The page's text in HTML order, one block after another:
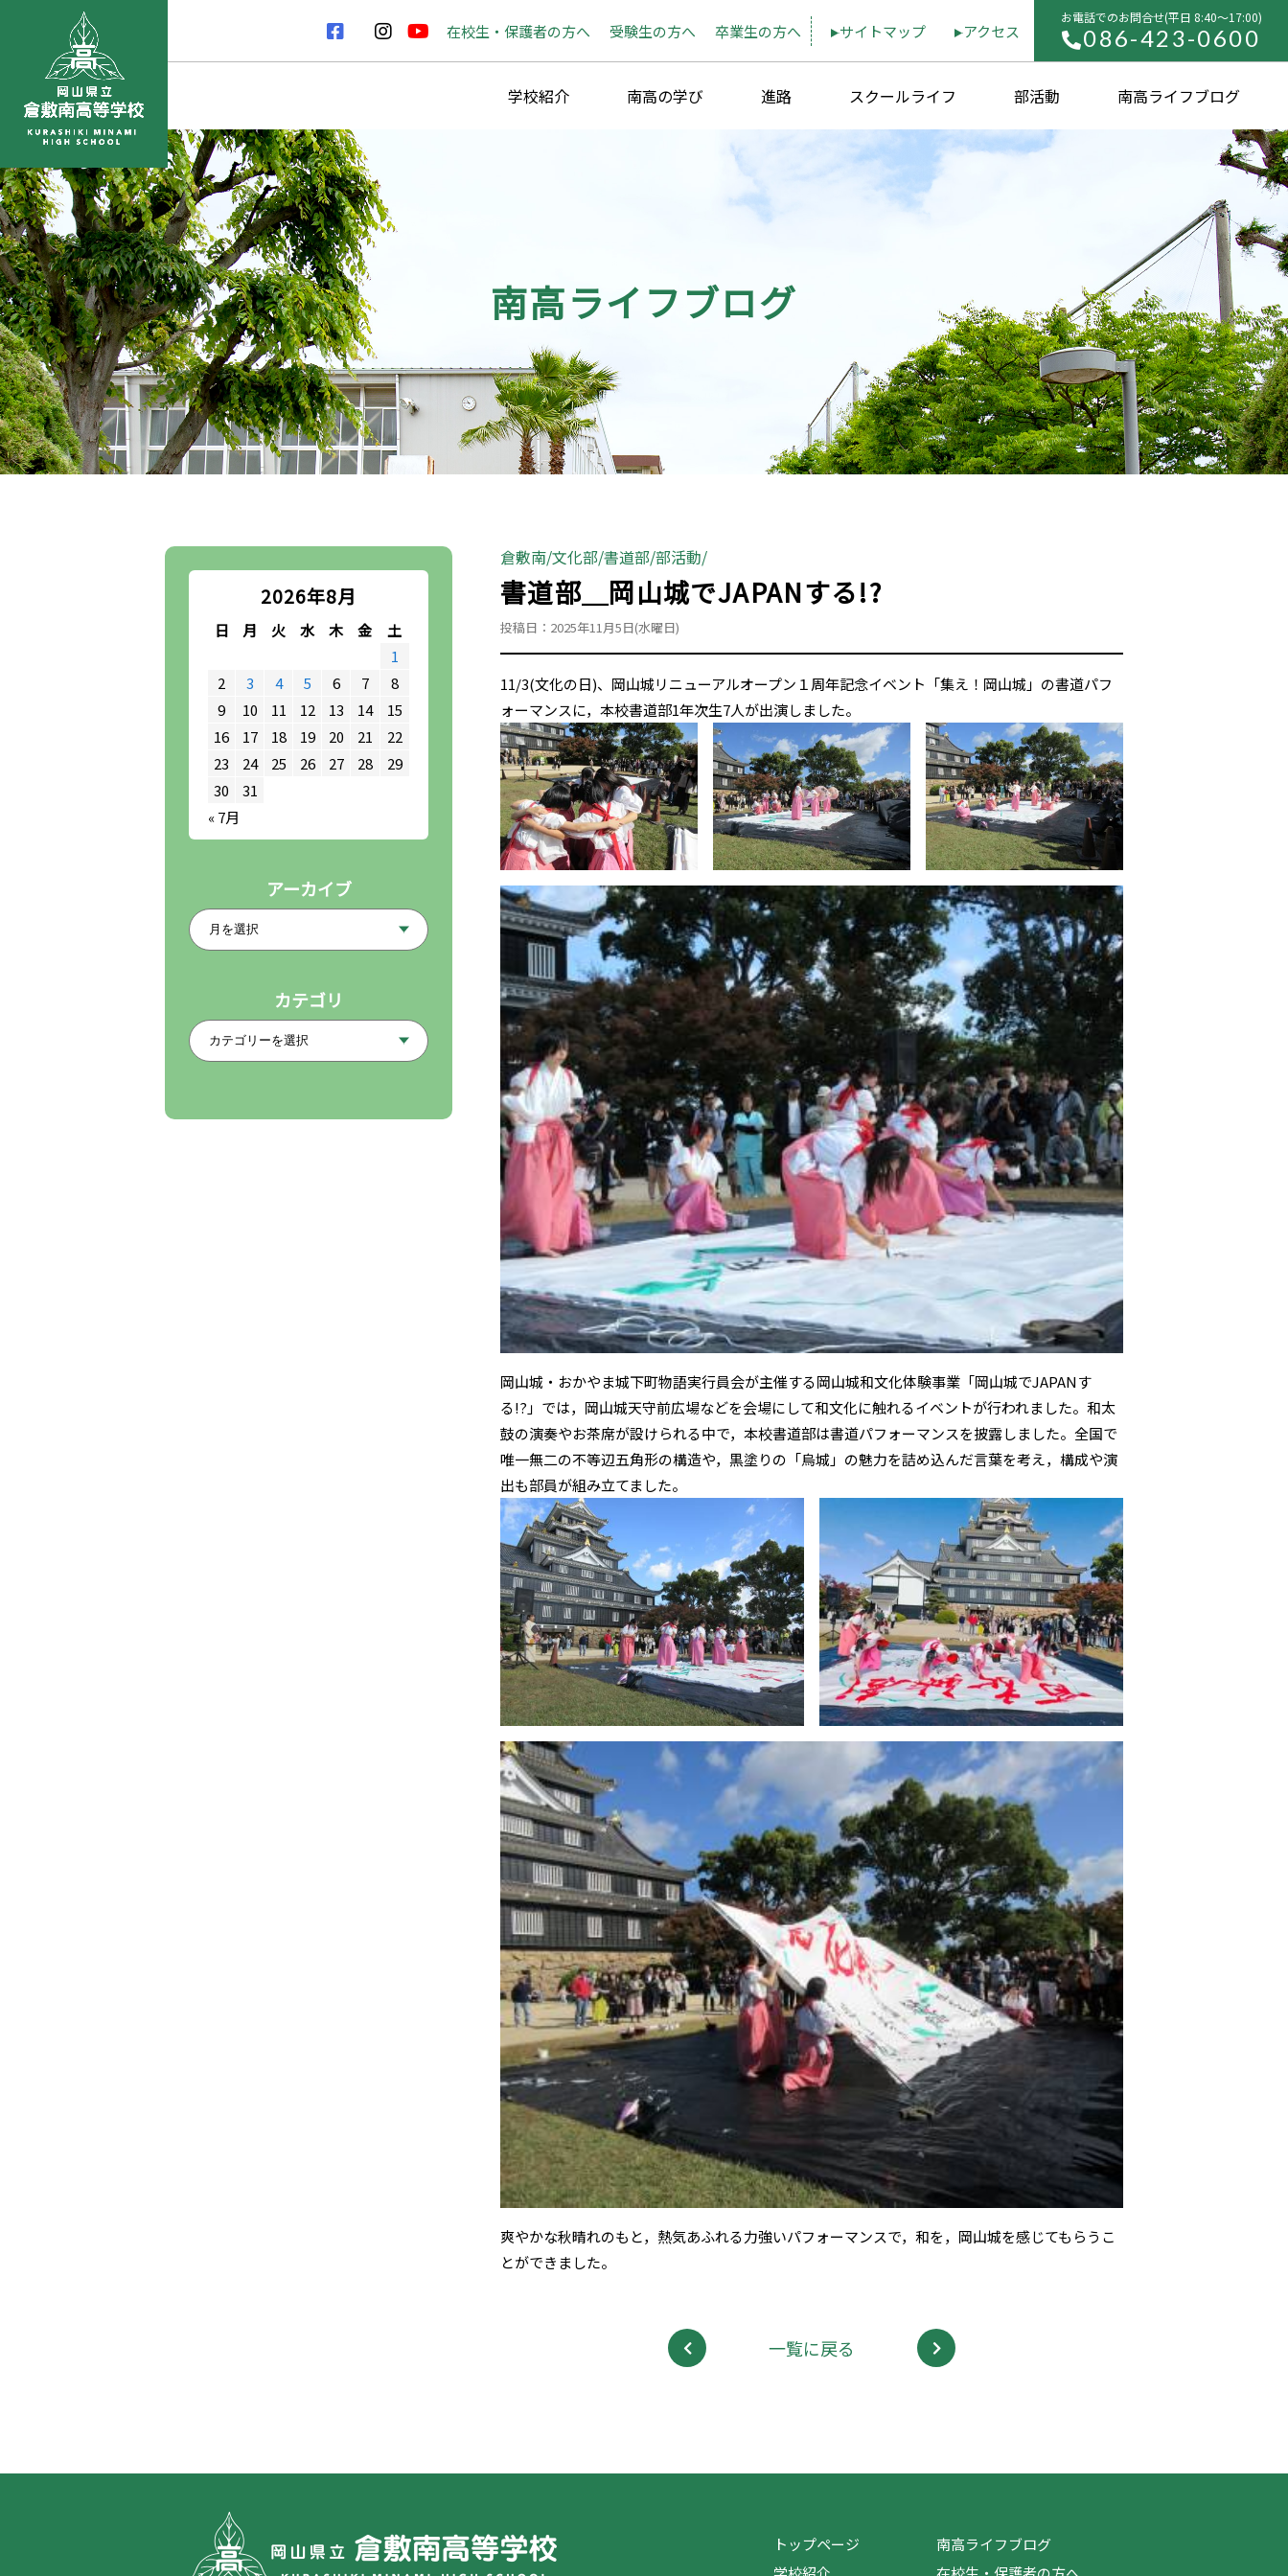
在校生・保護者の方へ 受験生の方へ 卒業生の方へ サイトマップ アクセス
お電話でのお問合せ(平⽇ 8:40〜17:00)
086-423-0600
学校紹介 南高の学び 進路 スクールライフ 部活動 南高ライフブログ
南高ライフブログ
2026年8月
日 月 火 水 木 金
土
1
2
3 4 5 6 7
8
9
10 11 12 13 14
15
16
17 18 19 20 21
22
23
24 25 26 27 28
29
30
31
« 7月
アーカイブ
カテゴリ
倉敷南 文化部 書道部 部活動
書道部＿岡山城でJAPANする!?
投稿日：2025年11月5日(水曜日)
11/3(文化の日)、岡山城リニューアルオープン１周年記念イベント「集え！岡山城」の書道パフ
ォーマンスに，本校書道部1年次生7人が出演しました。
岡山城・おかやま城下町物語実行員会が主催する岡山城和文化体験事業「岡山城でJAPANす
る!?」では，岡山城天守前広場などを会場にして和文化に触れるイベントが行われました。和太
鼓の演奏やお茶席が設けられる中で，本校書道部は書道パフォーマンスを披露しました。全国で
唯一無二の不等辺五角形の構造や，黒塗りの「烏城」の魅力を詰め込んだ言葉を考え，構成や演
出も部員が組み立てました。
爽やかな秋晴れのもと，熱気あふれる力強いパフォーマンスで，和を，岡山城を感じてもらうこ
とができました。
一覧に戻る
トップページ
南高ライフブログ